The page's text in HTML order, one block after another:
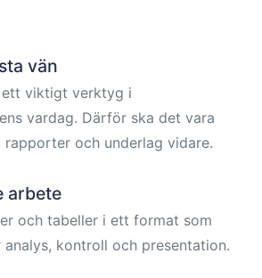
vän
viktigt verktyg i
vardag. Därför ska det vara
och underlag vidare.
arbete
och tabeller i ett format som
kontroll och presentation.